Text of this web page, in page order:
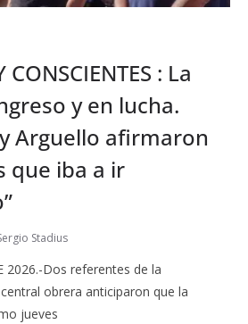
CONSCIENTES : La
y en lucha.
Arguello afirmaron
que iba a ir
Stadius
2026.-Dos referentes de la
obrera anticiparon que la
jueves